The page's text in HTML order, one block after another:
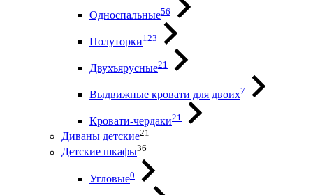
Односпальные56
Полуторки123
Двухъярусные21
Выдвижные кровати для двоих7
Кровати-чердаки21
Диваны детские21
Детские шкафы36
Угловые0